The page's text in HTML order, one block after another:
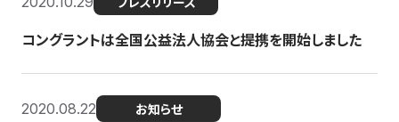
コングラントは全国公益法人協会と提携を開始しました
2020.08.22 お知らせ